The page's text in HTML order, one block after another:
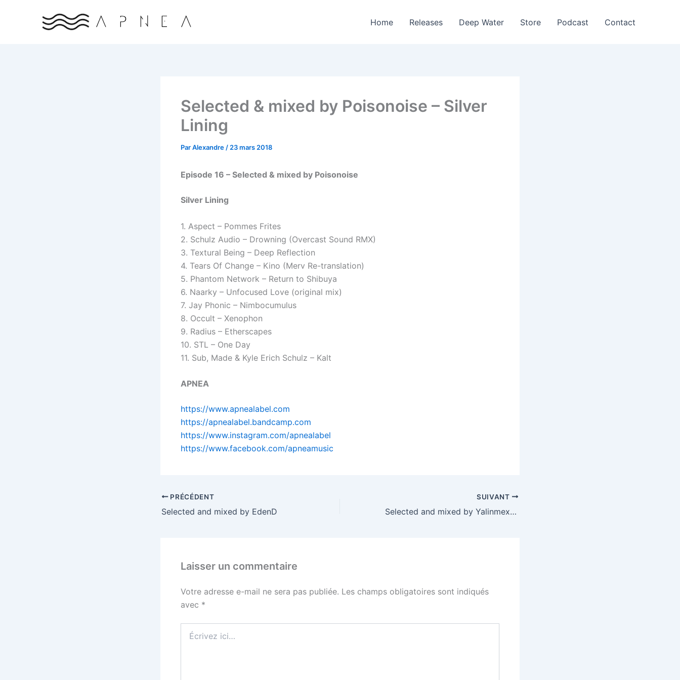
Home Releases Deep Water Store Podcast Contact
Selected & mixed by Poisonoise – Silver
Lining
ParAlexandre / 23 mars 2018
Episode 16 – Selected & mixed by Poisonoise
Silver Lining
1. Aspect – Pommes Frites
2. Schulz Audio – Drowning (Overcast Sound RMX)
3. Textural Being – Deep Reflection
4. Tears Of Change – Kino (Merv Re-translation)
5. Phantom Network – Return to Shibuya
6. Naarky – Unfocused Love (original mix)
7. Jay Phonic – Nimbocumulus
8. Occult – Xenophon
9. Radius – Etherscapes
10. STL – One Day
11. Sub, Made & Kyle Erich Schulz – Kalt
APNEA
https://www.apnealabel.com
https://apnealabel.bandcamp.com
https://www.instagram.com/apnealabel
https://www.facebook.com/apneamusic
PRÉCÉDENT
Selected and mixed by EdenD
SUIVANT
Selected and mixed by Yalinmex – Continues Discussion
Laisser un commentaire
Votre adresse e-mail ne sera pas publiée. Les champs obligatoires sont indiqués
avec *
ici…